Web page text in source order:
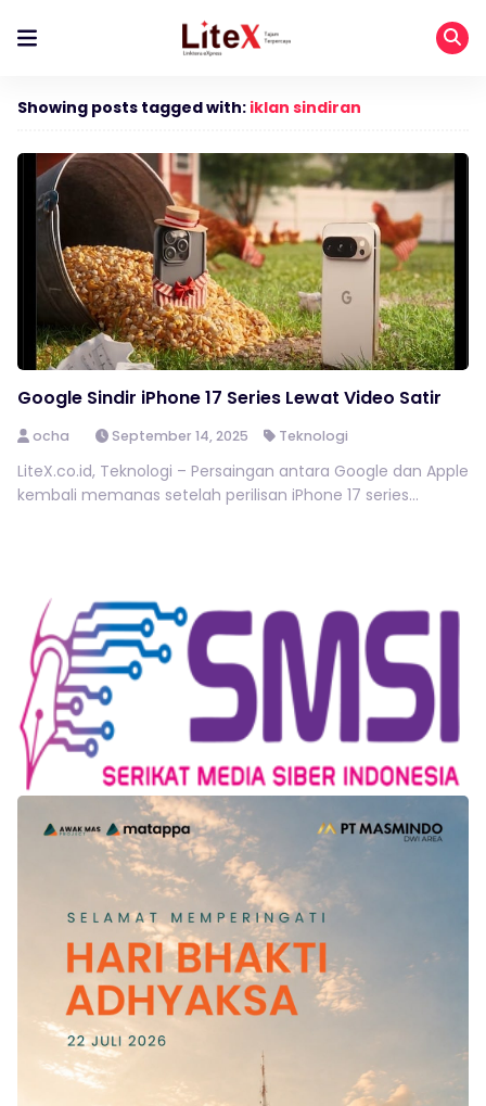
Showing posts tagged with: iklan sindiran
Google Sindir iPhone 17 Series Lewat Video Satir
ocha September 14, 2025 Teknologi
LiteX.co.id, Teknologi – Persaingan antara Google dan Apple
kembali memanas setelah perilisan iPhone 17 series...